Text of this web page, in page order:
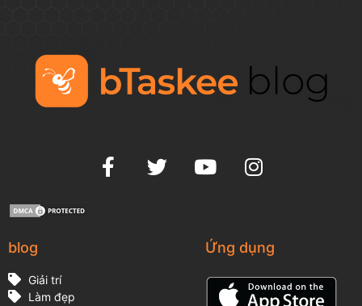
blog
Giải trí
Làm đẹp
Ứng dụng